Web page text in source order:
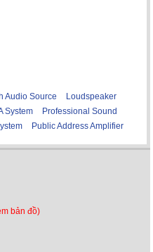
Audio Source
Loudspeaker
System
Professional Sound
Public Address Amplifier
bản đồ)